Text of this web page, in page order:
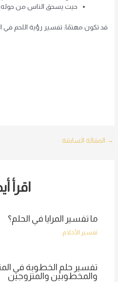
حيث يسحق الناس من حوله.
قد تكون مهتمًا: تفسير رؤية اللحم في
Post
→ المقالة السابقة
اقرأ
ما تفسير المرايا في الحلم؟
تفسير الأحلام
تفسير حلم الخطوبة في
والمخطوبين والمتزوجين